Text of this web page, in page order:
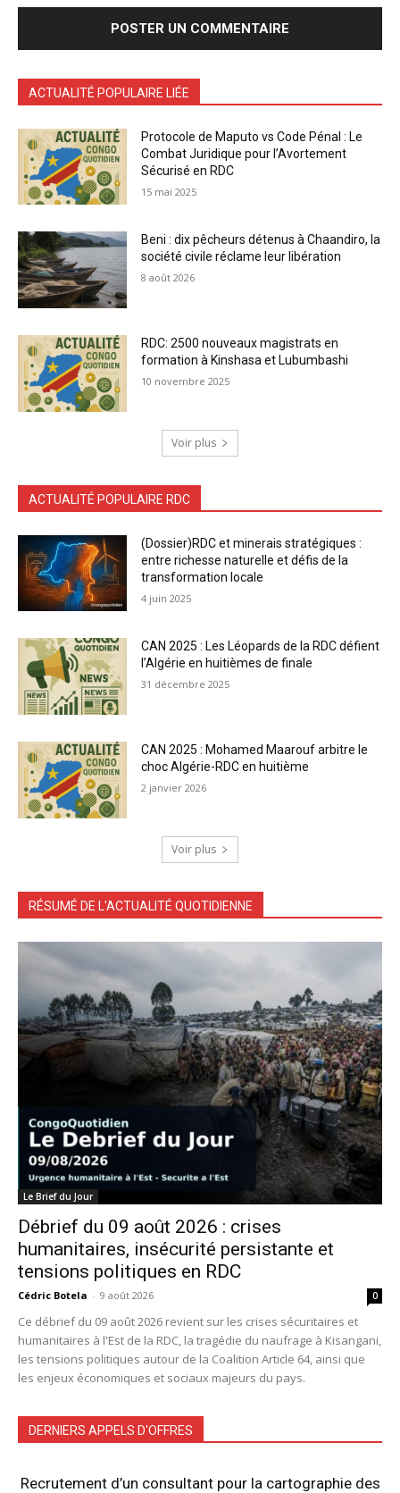
ACTUALITÉ POPULAIRE LIÉE
Protocole de Maputo vs Code Pénal : Le
Combat Juridique pour l’Avortement
Sécurisé en RDC
15 mai 2025
Beni : dix pêcheurs détenus à Chaandiro, la
société civile réclame leur libération
8 août 2026
RDC: 2500 nouveaux magistrats en
formation à Kinshasa et Lubumbashi
10 novembre 2025
Voir plus
ACTUALITÉ POPULAIRE RDC
(Dossier)RDC et minerais stratégiques :
entre richesse naturelle et défis de la
transformation locale
4 juin 2025
CAN 2025 : Les Léopards de la RDC défient
l’Algérie en huitièmes de finale
31 décembre 2025
CAN 2025 : Mohamed Maarouf arbitre le
choc Algérie-RDC en huitième
2 janvier 2026
Voir plus
RÉSUMÉ DE L'ACTUALITÉ QUOTIDIENNE
Le Brief du Jour
Débrief du 09 août 2026 : crises
humanitaires, insécurité persistante et
tensions politiques en RDC
Cédric Botela - 9 août 2026 0
Ce débrief du 09 août 2026 revient sur les crises sécuritaires et
humanitaires à l'Est de la RDC, la tragédie du naufrage à Kisangani,
les tensions politiques autour de la Coalition Article 64, ainsi que
les enjeux économiques et sociaux majeurs du pays.
DERNIERS APPELS D'OFFRES
Recrutement d’un consultant pour la cartographie des